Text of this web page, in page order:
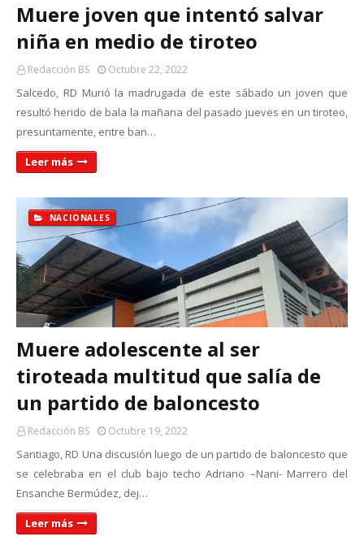
Muere joven que intentó salvar
niña en medio de tiroteo
Redacción BS Octubre 22, 2022
Salcedo, RD Murió la madrugada de este sábado un joven que
resultó herido de bala la mañana del pasado jueves en un tiroteo,
presuntamente, entre ban…
Leer más
NACIONALES
Muere adolescente al ser
tiroteada multitud que salía de
un partido de baloncesto
Redacción BS Octubre 19, 2022
Santiago, RD Una discusión luego de un partido de baloncesto que
se celebraba en el club bajo techo Adriano –Nani- Marrero del
Ensanche Bermúdez, dej…
Leer más